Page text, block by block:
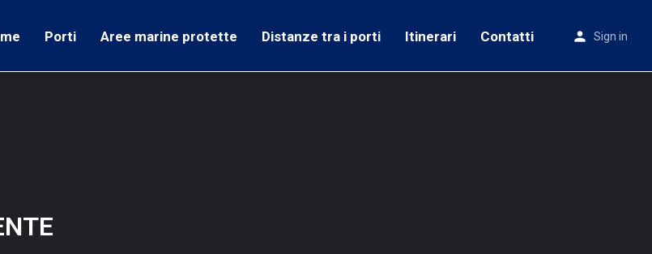
Porti Aree marine protette Distanze tra i porti Itinerari Contatti Sign in